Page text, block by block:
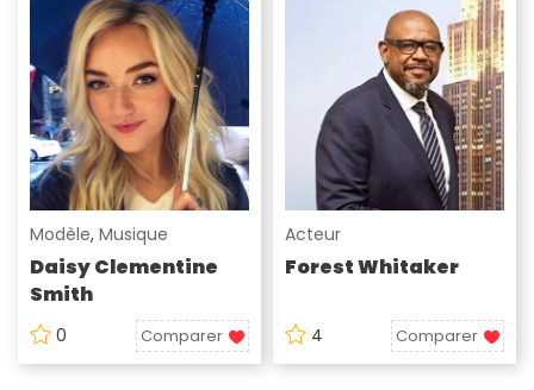
Modèle, Musique
Daisy Clementine
Smith
0 Comparer
Acteur
Forest Whitaker
4 Comparer